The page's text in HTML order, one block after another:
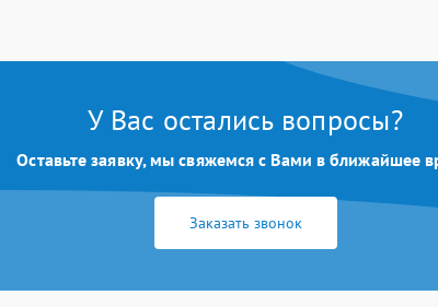
Повреждение flash-памяти 60 мин 1 год
У Вас остались вопросы?
Оставьте заявку, мы свяжемся с Вами в ближайшее
Заказать звонок